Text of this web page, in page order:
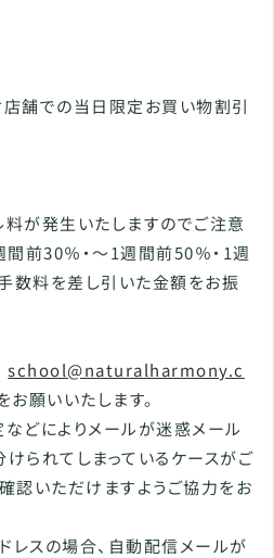
店舗での当日限定お買い物割引
料が発生いたしますのでご注意
間前30％・～1週間前50％・1週
数料を差し引いた金額をお振
school@naturalharmony.c
お願いいたします。
どによりメールが迷惑メール
られてしまっているケースがご
認いただけますようご協力をお
レスの場合、自動配信メールが